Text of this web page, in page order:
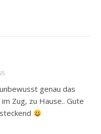
genau das
Zug, zu Hause.. Gute